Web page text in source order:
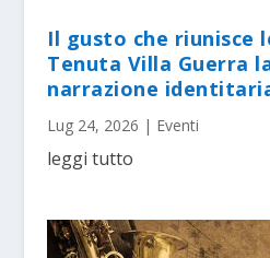
Il gusto che riunisce
Tenuta Villa Guerra
narrazione
Lug 24, 2026 | Eventi
leggi tutto